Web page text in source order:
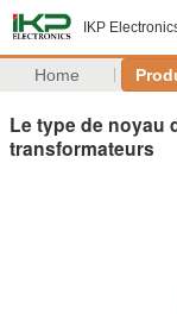
IKP
Home
Le type de noyau
transformateurs